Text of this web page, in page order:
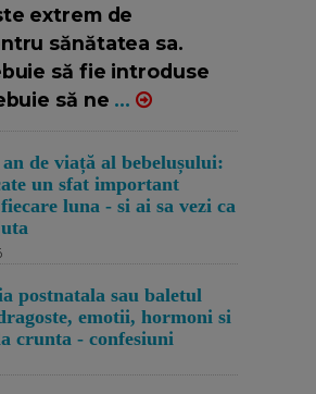
extrem de
sănătatea sa.
să fie introduse
să ne ...
de viață al bebelușului:
un sfat important
luna - si ai sa vezi ca
postnatala sau baletul
emotii, hormoni si
crunta - confesiuni